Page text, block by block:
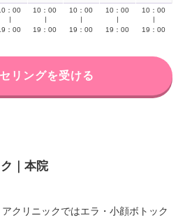
：00
：00
10：00
19：00
10：00
19：00
10：00
19：00
10：00
19：00
リングを受ける
｜本院
クリニックではエラ・小顔ボトック